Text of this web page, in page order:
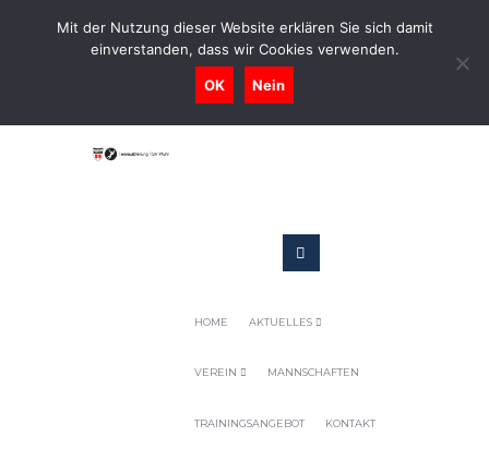
0731-9716400
Geschaeftsstelle@tennis-tsv-pfuhl.de
HOME AKTUELLES
VEREIN MANNSCHAFTEN
TRAININGSANGEBOT KONTAKT
Mit der Nutzung dieser Website erklären Sie sich damit
einverstanden, dass wir Cookies verwenden.
OK Nein